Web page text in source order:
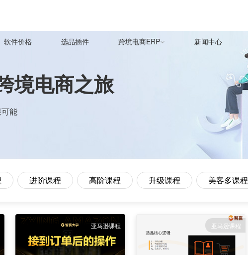
软件价格 选品插件 跨境电商ERP 新闻中心
境电商之旅
能
进阶课程 高阶课程 升级课程 美客多课程
亚马逊课程 亚马逊课程